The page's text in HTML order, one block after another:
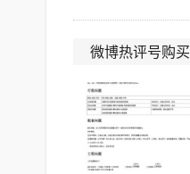
微博热评号购买